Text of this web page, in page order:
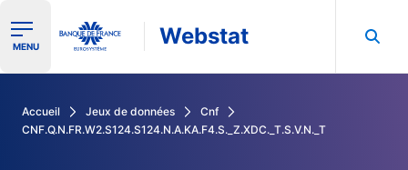
Ouvrir le menu de navigation
MENU Webstat
Accueil Jeux de données
Cnf
CNF.Q.N.FR.W2.S124.S124.N.A.KA.F4.S._Z.XDC._T.S.V.N._T